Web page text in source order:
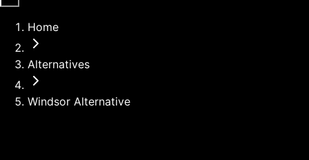
Home
Alternatives
Windsor Alternative